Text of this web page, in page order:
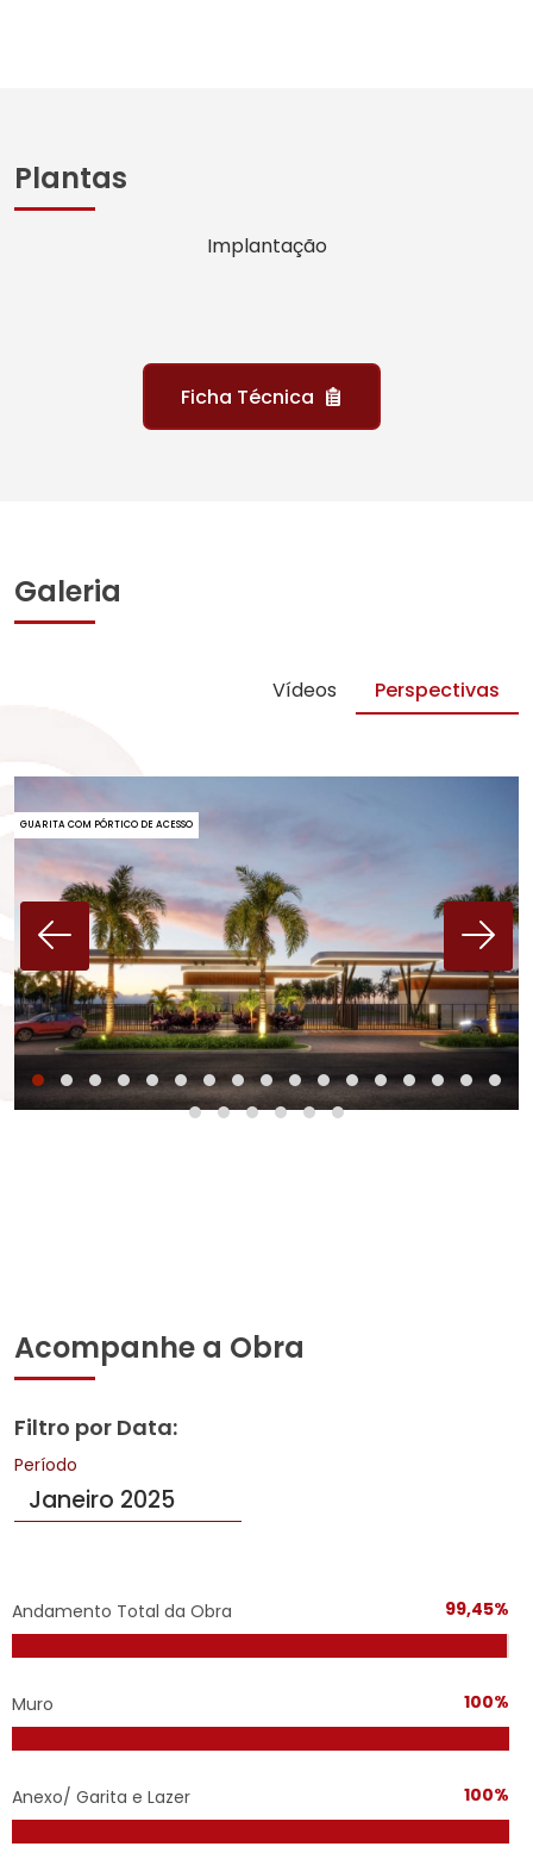
Plantas
Implantação
Ficha Técnica
Galeria
Vídeos Perspectivas
GUARITA COM PÓRTICO DE ACESSO
Acompanhe a Obra
Filtro por Data:
Período
Andamento Total da Obra 99,45%
Muro 100%
Anexo/ Garita e Lazer 100%